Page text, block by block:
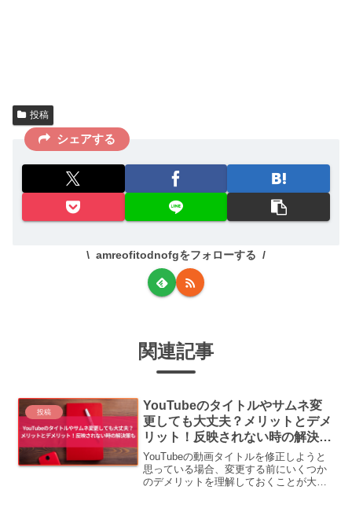
投稿
シェアする
amreofitodnofgをフォローする
関連記事
投稿
YouTubeのタイトルやサムネ変
更しても大丈夫？メリットとデメ
リット！反映されない時の解決策
も
YouTubeの動画タイトルを修正しようと
思っている場合、変更する前にいくつか
のデメリットを理解しておくことが大切